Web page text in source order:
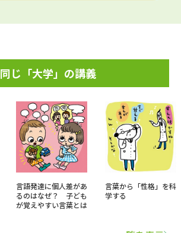
同じ「大学」の講義
言語発達に個人差があ
るのはなぜ？ 子ども
が覚えやすい言葉とは
言葉から「性格」を科
学する